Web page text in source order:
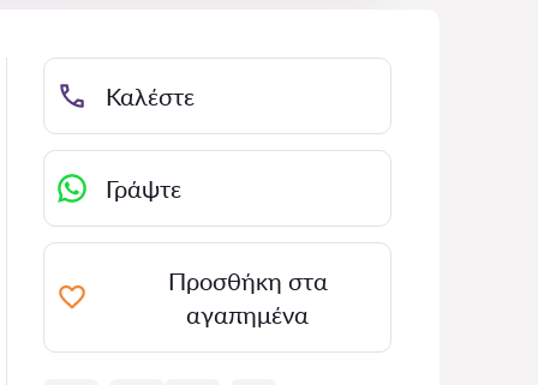
Καλέστε
Γράψτε
Προσθήκη στα
αγαπημένα